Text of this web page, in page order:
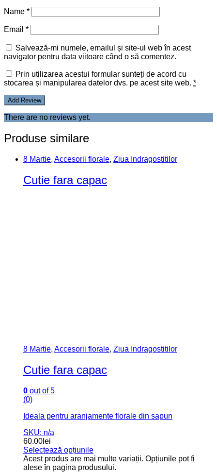
Name *
Email *
Salvează-mi numele, emailul și site-ul web în acest
navigator pentru data viitoare când o să comentez.
Prin utilizarea acestui formular sunteți de acord cu
stocarea și manipularea datelor dvs. pe acest site web. *
There are no reviews yet.
Produse similare
8 Martie, Accesorii florale, Ziua Indragostitilor
Cutie fara capac
8 Martie, Accesorii florale, Ziua Indragostitilor
Cutie fara capac
0 out of 5
(0)
Ideala pentru aranjamente florale din sapun
SKU: n/a
60.00 lei
Selectează opțiunile
Acest produs are mai multe variații. Opțiunile pot fi
alese în pagina produsului.